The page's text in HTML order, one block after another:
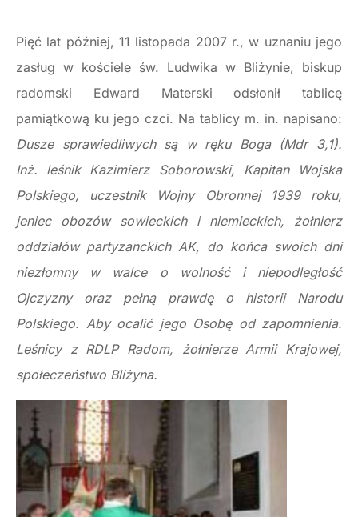
Pięć lat później, 11 listopada 2007 r., w uznaniu jego
zasług w kościele św. Ludwika w Bliżynie, biskup
radomski Edward Materski odsłonił tablicę
pamiątkową ku jego czci. Na tablicy m. in. napisano:
Dusze sprawiedliwych są w ręku Boga (Mdr 3,1).
Inż. leśnik Kazimierz Soborowski, Kapitan Wojska
Polskiego, uczestnik Wojny Obronnej 1939 roku,
jeniec obozów sowieckich i niemieckich, żołnierz
oddziałów partyzanckich AK, do końca swoich dni
niezłomny w walce o wolność i niepodległość
Ojczyzny oraz pełną prawdę o historii Narodu
Polskiego. Aby ocalić jego Osobę od zapomnienia.
Leśnicy z RDLP Radom, żołnierze Armii Krajowej,
społeczeństwo Bliżyna.